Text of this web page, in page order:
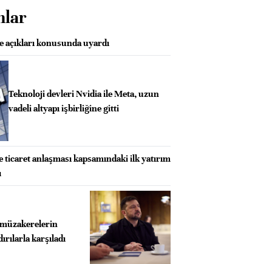
açıkları konusunda uyardı
Teknoloji devleri Nvidia ile Meta, uzun
vadeli altyapı işbirliğine gitti
anlaşması kapsamındaki ilk yatırım
karşıladı